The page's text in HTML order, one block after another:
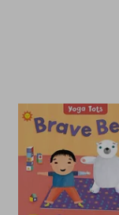
4,95 €
4,70 €